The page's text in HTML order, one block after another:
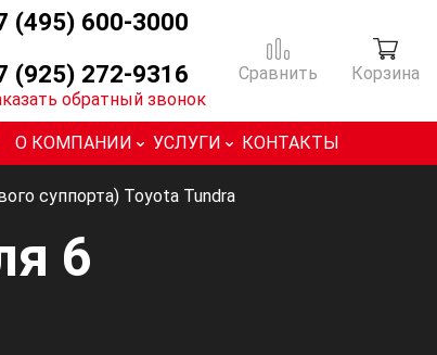
(495) 600-3000
(925) 272-9316
обратный звонок
Сравнить Корзина
О КОМПАНИИ УСЛУГИ КОНТАКТЫ
суппорта) Toyota Tundra
6